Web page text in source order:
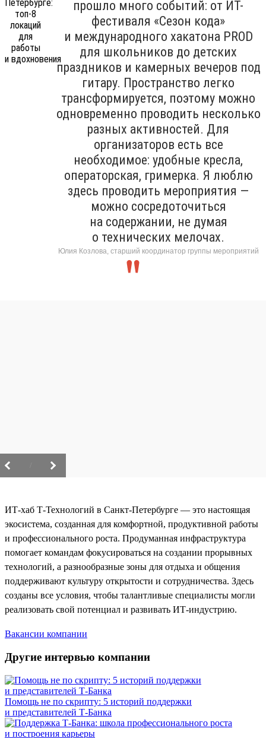
прошло много событий: от ИТ-
фестиваля «Сезон кода»
и международного хакатона PROD
для школьников до детских
праздников и камерных вечеров под
гитару. Пространство легко
трансформируется, поэтому можно
одновременно проводить несколько
разных активностей. Для
организаторов есть все
необходимое: удобные кресла,
операторская, гримерка. Я люблю
здесь проводить мероприятия —
можно сосредоточиться
на содержании, не думая
о технических мелочах.
Юлия Козлова, старший координатор группы мероприятий
ИТ-хаб Т-Технологий в Санкт-Петербурге — это настоящая
экосистема, созданная для комфортной, продуктивной работы
и профессионального роста. Продуманная инфраструктура
помогает командам фокусироваться на создании прорывных
технологий, а разнообразные зоны для отдыха и общения
поддерживают культуру открытости и сотрудничества. Здесь
созданы все условия, чтобы талантливые специалисты могли
реализовать свой потенциал и развивать ИТ-индустрию.
Вакансии компании
Другие интервью компании
Помощь не по скрипту: 5 историй поддержки
и представителей Т-Банка